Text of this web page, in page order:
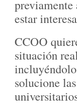
estar
CCOO
situación
solucione